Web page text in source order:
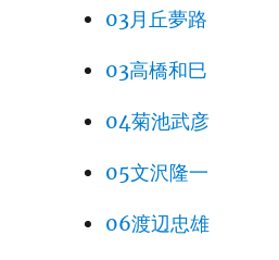
03月丘夢路
03高橋和巳
04菊池武彦
05文沢隆一
06渡辺忠雄